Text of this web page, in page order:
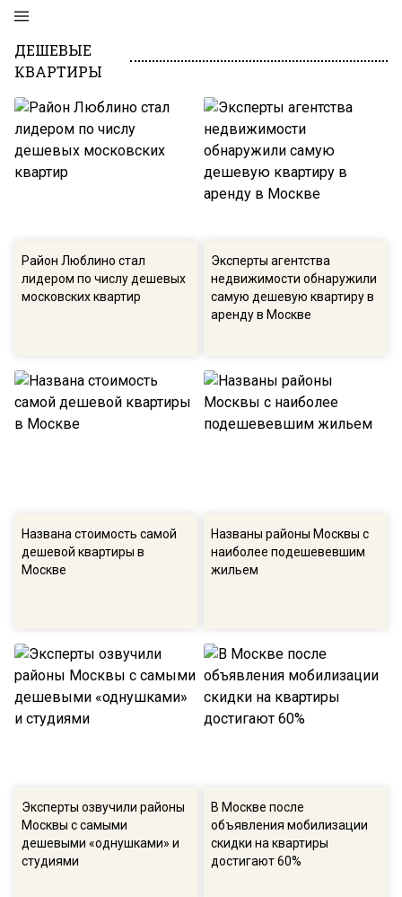
ДЕШЕВЫЕ
КВАРТИРЫ
Район Люблино стал
лидером по числу дешевых
московских квартир
Эксперты агентства
недвижимости обнаружили
самую дешевую квартиру в
аренду в Москве
Названа стоимость самой
дешевой квартиры в
Москве
Названы районы Москвы с
наиболее подешевевшим
жильем
Эксперты озвучили районы
Москвы с самыми
дешевыми «однушками» и
студиями
В Москве после
объявления мобилизации
скидки на квартиры
достигают 60%